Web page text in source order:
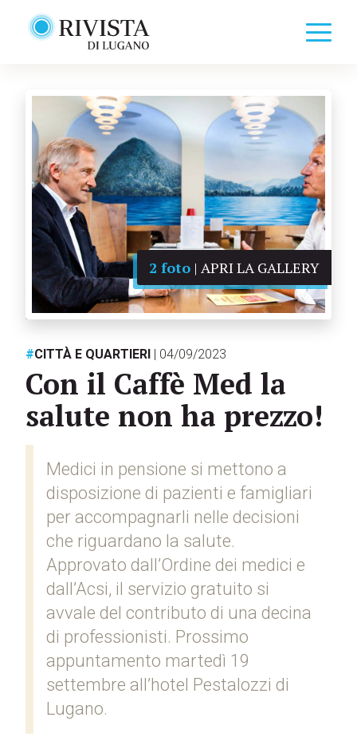
2 foto | APRI LA GALLERY
#CITTÀ E QUARTIERI | 04/09/2023
Con il Caffè Med la
salute non ha prezzo!
Medici in pensione si mettono a
disposizione di pazienti e famigliari
per accompagnarli nelle decisioni
che riguardano la salute.
Approvato dall’Ordine dei medici e
dall’Acsi, il servizio gratuito si
avvale del contributo di una decina
di professionisti. Prossimo
appuntamento martedì 19
settembre all’hotel Pestalozzi di
Lugano.